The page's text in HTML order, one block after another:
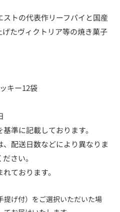
トの代表作リーフパイと国産
たヴィクトリア等の焼き菓子
キー12袋
準に記載しております。
配送日数などにより異なりま
さい。
ております。
げ付）をご選択いただいた場